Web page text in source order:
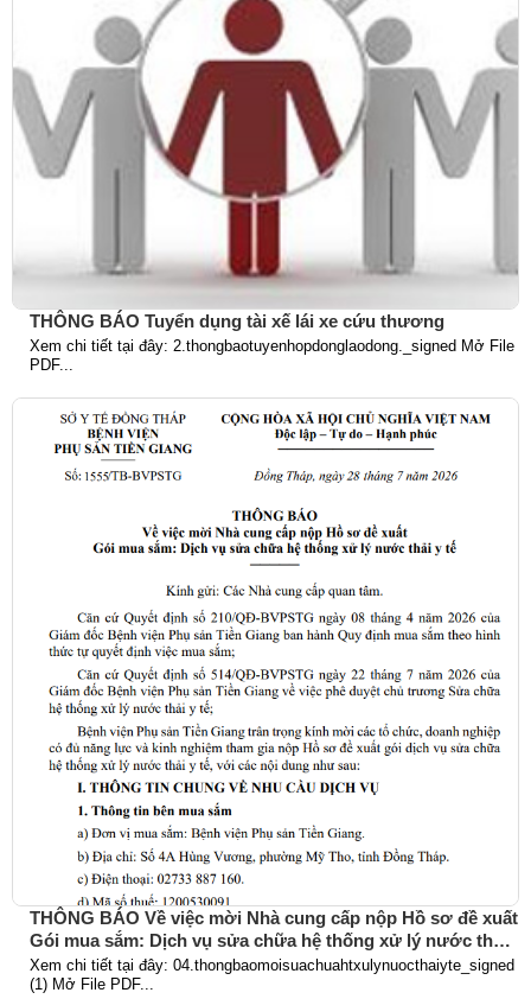
THÔNG BÁO Tuyển dụng tài xế lái xe cứu thương
Xem chi tiết tại đây: 2.thongbaotuyenhopdonglaodong._signed Mở File
PDF...
THÔNG BÁO Về việc mời Nhà cung cấp nộp Hồ sơ đề xuất
Gói mua sắm: Dịch vụ sửa chữa hệ thống xử lý nước thải
y tế
Xem chi tiết tại đây: 04.thongbaomoisuachuahtxulynuocthaiyte_signed
(1) Mở File PDF...